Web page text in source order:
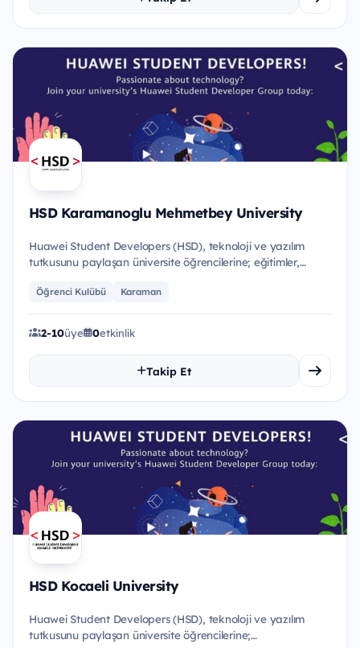
HSD Karamanoglu Mehmetbey University
Huawei Student Developers (HSD), teknoloji ve yazılım
tutkusunu paylaşan üniversite öğrencilerine; eğitimler,
Öğrenci Kulübü Karaman
2-10üye 0etkinlik
Takip Et
HSD Kocaeli University
Huawei Student Developers (HSD), teknoloji ve yazılım
tutkusunu paylaşan üniversite öğrencilerine;